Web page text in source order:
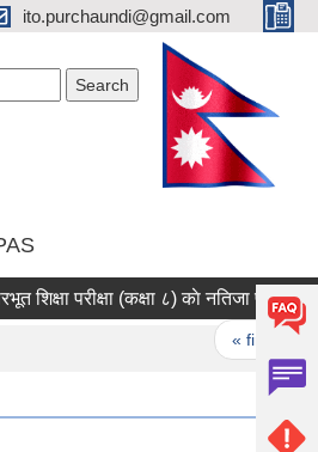
ito.purchaundi@gmail.com
शिक्षा परीक्षा (कक्षा ८) काे नतिजा प्रकाशन
« first